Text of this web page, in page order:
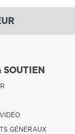
SOUTIEN
GÉNÉRAUX